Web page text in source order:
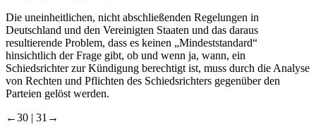
Die uneinheitlichen, nicht abschließenden Regelungen in
Deutschland und den Vereinigten Staaten und das daraus
resultierende Problem, dass es keinen „Mindeststandard“
hinsichtlich der Frage gibt, ob und wenn ja, wann, ein
Schiedsrichter zur Kündigung berechtigt ist, muss durch die Analyse
von Rechten und Pflichten des Schiedsrichters gegenüber den
Parteien gelöst werden.
←30 | 31→